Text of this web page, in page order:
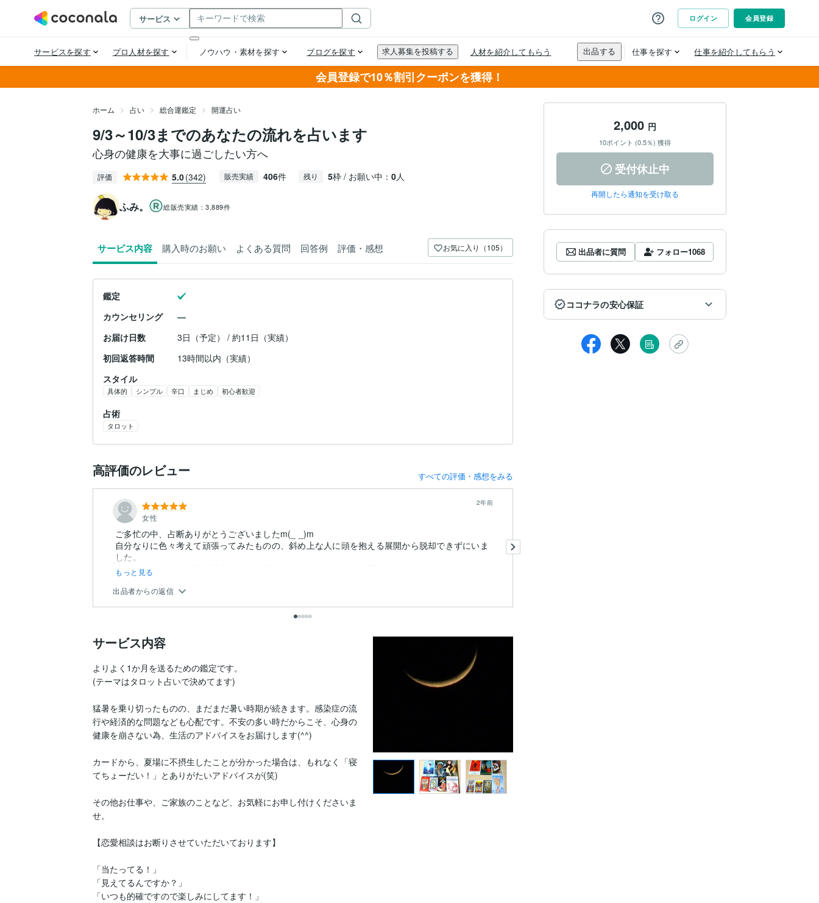
会員登録で10％割引クーポンを獲得！
ホーム 占い 総合運鑑定 開運占い
9/3～10/3までのあなたの流れを占います
心身の健康を大事に過ごしたい方へ
評価 5.0(342) 販売実績 406件 残り 5枠 / お願い中： 0人
ふみ。 総販売実績：3,889件
サービス内容 購入時のお願い よくある質問 回答例 評価・感想 お気に入り（105）
鑑定
カウンセリング
お届け日数
3日（予定） / 約11日（実績）
初回返答時間
13時間以内（実績）
スタイル
具体的 シンプル 辛口 まじめ 初心者歓迎
占術
タロット
高評価のレビュー すべての評価・感想をみる
女性
2年前
ご多忙の中、占断ありがとうございましたm(_ _)m
自分なりに色々考えて頑張ってみたものの、斜め上な人に頭を抱える展開から脱却できずにいま
した。
自分では気付かない事や見失っている事があるのかもしれないと思うようになったきたところ
に、タロットの受付再開を知...
もっと見る
出品者からの返信
サービス内容
よりよく1か月を送るための鑑定です。
(テーマはタロット占いで決めてます)
猛暑を乗り切ったものの、まだまだ暑い時期が続きます。感染症の流
行や経済的な問題なども心配です。不安の多い時だからこそ、心身の
健康を崩さない為、生活のアドバイスをお届けします(^^)
カードから、夏場に不摂生したことが分かった場合は、もれなく「寝
てちょーだい！」とありがたいアドバイスが(笑)
その他お仕事や、ご家族のことなど、お気軽にお申し付けくださいま
せ。
【恋愛相談はお断りさせていただいております】
「当たってる！」
「見えてるんですか？」
「いつも的確ですので楽しみにしてます！」
2,000 円
10ポイント (0.5％) 獲得
受付休止中
再開したら通知を受け取る
出品者に質問 フォロー1068
ココナラの安心保証